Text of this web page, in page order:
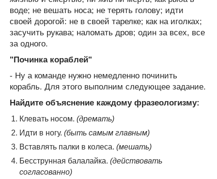
воде; не вешать носа; не терять голову; идти
своей дорогой: не в своей тарелке; как на иголках;
засучить рукава; наломать дров; один за всех, все
за одного.
"Починка кораблей"
- Ну а команде нужно немедленно починить
корабль. Для этого выполним следующее задание.
Найдите объяснение каждому фразеологизму:
Клевать носом. (дремать)
Идти в ногу. (быть самым главным)
Вставлять палки в колеса. (мешать)
Бесструнная балалайка. (действовать
согласованно)